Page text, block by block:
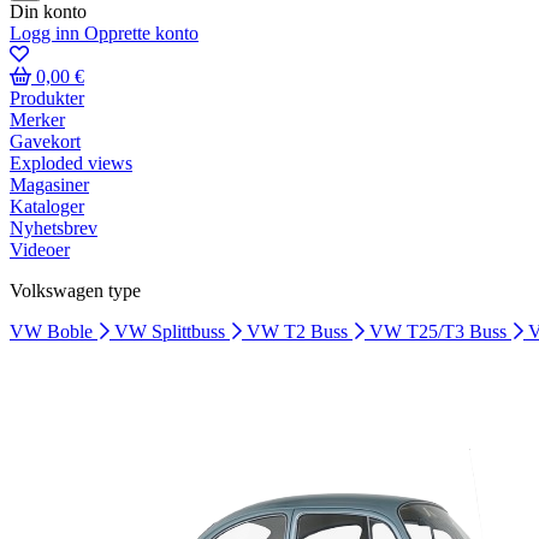
Din konto
Logg inn Opprette konto
0,00 €
Produkter
Merker
Gavekort
Exploded views
Magasiner
Kataloger
Nyhetsbrev
Videoer
Volkswagen type
VW Boble
VW Splittbuss VW T2 Buss VW T25/T3 Buss